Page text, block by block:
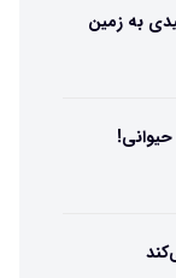
به زمین
حیوانی!